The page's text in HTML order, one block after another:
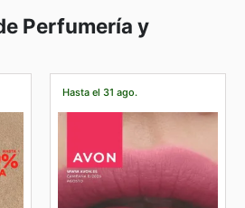
Perfumería y
Hasta el 31 ago.